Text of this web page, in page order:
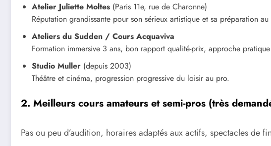
Atelier Juliette Moltes (Paris 11e, rue de Charonne)
Réputation grandissante pour son sérieux artistique et sa préparation
Ateliers du Sudden / Cours Acquaviva
Formation immersive 3 ans, bon rapport qualité-prix, approche
Studio Muller (depuis 2003)
Théâtre et cinéma, progression progressive du loisir au pro.
2. Meilleurs cours amateurs et semi-pros (très
Pas ou peu d’audition, horaires adaptés aux actifs, spectacles de